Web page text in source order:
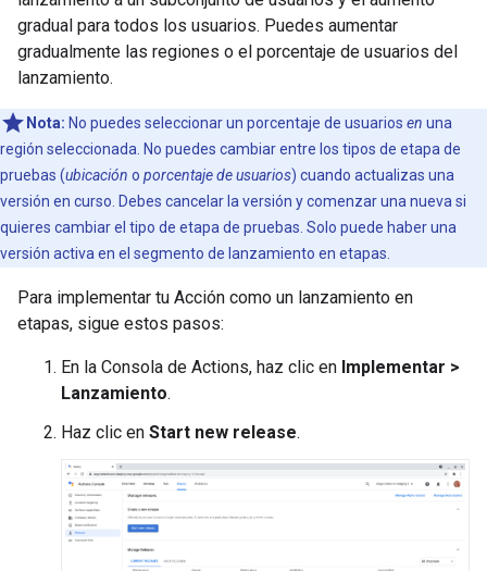
gradual para todos los usuarios. Puedes aumentar
gradualmente las regiones o el porcentaje de usuarios del
lanzamiento.
Nota: No puedes seleccionar un porcentaje de usuarios en una
región seleccionada. No puedes cambiar entre los tipos de etapa de
pruebas (ubicación o porcentaje de usuarios) cuando actualizas una
versión en curso. Debes cancelar la versión y comenzar una nueva si
quieres cambiar el tipo de etapa de pruebas. Solo puede haber una
versión activa en el segmento de lanzamiento en etapas.
Para implementar tu Acción como un lanzamiento en
etapas, sigue estos pasos:
En la Consola de Actions, haz clic en Implementar >
Lanzamiento.
Haz clic en Start new release.